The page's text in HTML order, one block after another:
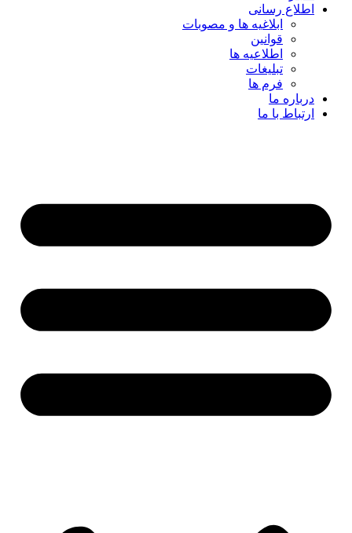
اطلاع رسانی
ابلاغیه ها و مصوبات
قوانین
اطلاعیه ها
تبلیغات
فرم ها
درباره ما
ارتباط با ما